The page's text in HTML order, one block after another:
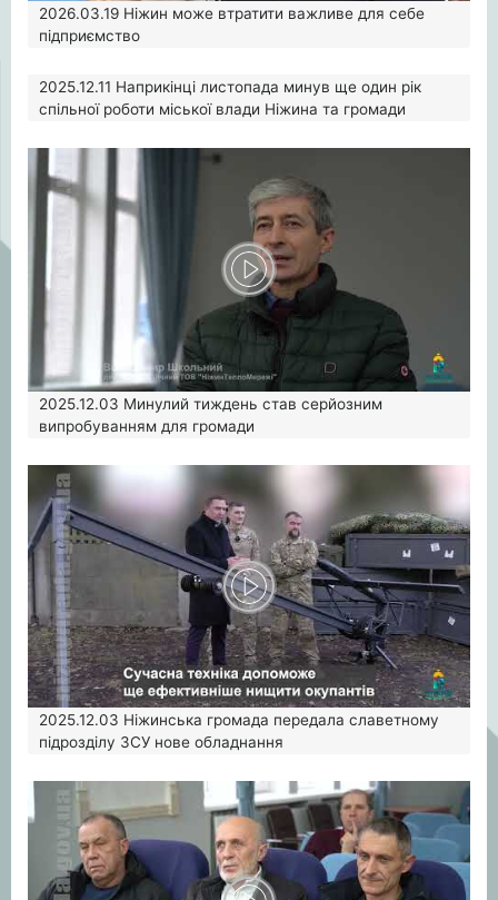
2026.03.19 Ніжин може втратити важливе для себе
підприємство
2025.12.11 Наприкінці листопада минув ще один рік
спільної роботи міської влади Ніжина та громади
2025.12.03 Минулий тиждень став серйозним
випробуванням для громади
2025.12.03 Ніжинська громада передала славетному
підрозділу ЗСУ нове обладнання